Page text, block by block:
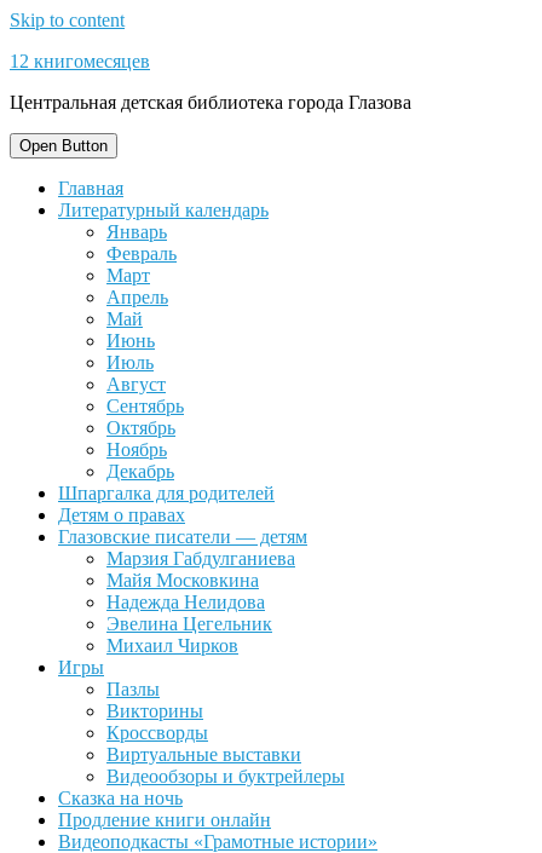
Skip to content
12 книгомесяцев
Центральная детская библиотека города Глазова
Open Button
Главная
Литературный календарь
Январь
Февраль
Март
Апрель
Май
Июнь
Июль
Август
Сентябрь
Октябрь
Ноябрь
Декабрь
Шпаргалка для родителей
Детям о правах
Глазовские писатели — детям
Марзия Габдулганиева
Майя Московкина
Надежда Нелидова
Эвелина Цегельник
Михаил Чирков
Игры
Пазлы
Викторины
Кроссворды
Виртуальные выставки
Видеообзоры и буктрейлеры
Сказка на ночь
Продление книги онлайн
Видеоподкасты «Грамотные истории»